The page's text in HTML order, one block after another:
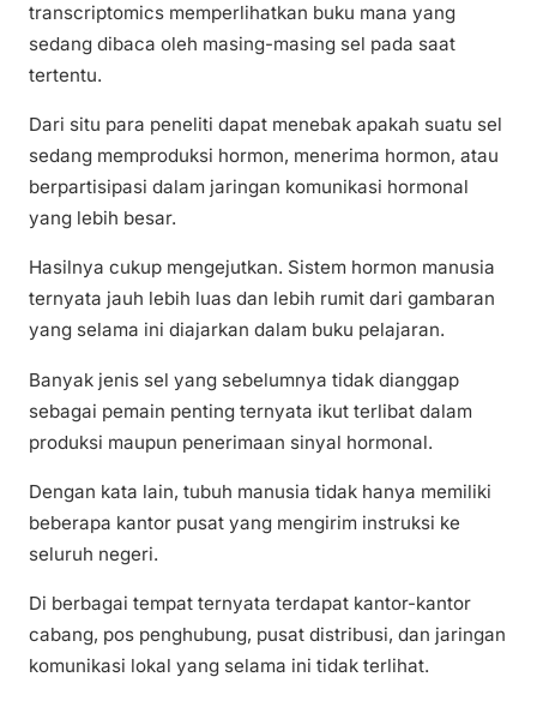
transcriptomics memperlihatkan buku mana yang
sedang dibaca oleh masing-masing sel pada saat
tertentu.
Dari situ para peneliti dapat menebak apakah suatu sel
sedang memproduksi hormon, menerima hormon, atau
berpartisipasi dalam jaringan komunikasi hormonal
yang lebih besar.
Hasilnya cukup mengejutkan. Sistem hormon manusia
ternyata jauh lebih luas dan lebih rumit dari gambaran
yang selama ini diajarkan dalam buku pelajaran.
Banyak jenis sel yang sebelumnya tidak dianggap
sebagai pemain penting ternyata ikut terlibat dalam
produksi maupun penerimaan sinyal hormonal.
Dengan kata lain, tubuh manusia tidak hanya memiliki
beberapa kantor pusat yang mengirim instruksi ke
seluruh negeri.
Di berbagai tempat ternyata terdapat kantor-kantor
cabang, pos penghubung, pusat distribusi, dan jaringan
komunikasi lokal yang selama ini tidak terlihat.